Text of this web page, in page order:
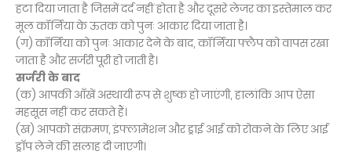
हटा दिया जाता है जिसमें दर्द नहीं होता है और दूसरे लेजर का इस्तेमाल कर
मूल कॉर्निया के ऊतक को पुनः आकार दिया जाता है।
(ग) कॉर्निया को पुनः आकार देने के बाद, कॉर्निया फ्लैप को वापस रखा
जाता है और सर्जरी पूरी हो जाती है।
सर्जरी के बाद
(क) आपकी आँखें अस्थायी रूप से शुष्क हो जाएंगी, हालांकि आप ऐसा
महसूस नहीं कर सकते हैं।
(ख) आपको संक्रमण, इंफ्लामेशन और ड्राई आई को रोकने के लिए आई
ड्राॅप लेने की सलाह दी जाएगी।